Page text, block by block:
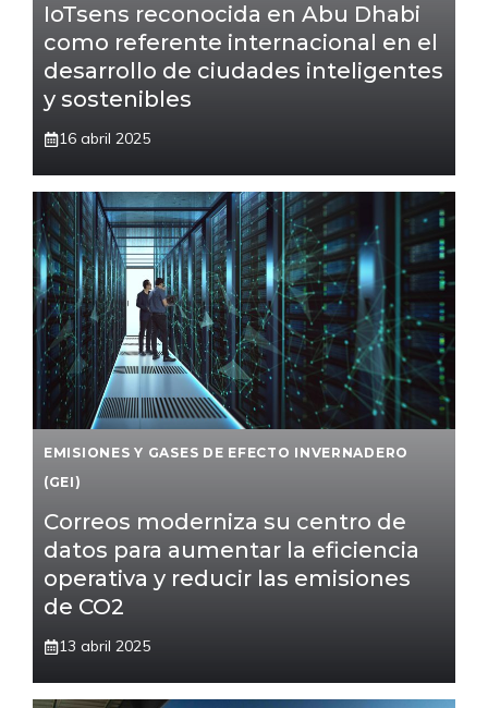
IoTsens reconocida en Abu Dhabi
como referente internacional en el
desarrollo de ciudades inteligentes
y sostenibles
16 abril 2025
EMISIONES Y GASES DE EFECTO INVERNADERO
(GEI)
Correos moderniza su centro de
datos para aumentar la eficiencia
operativa y reducir las emisiones
de CO2
13 abril 2025